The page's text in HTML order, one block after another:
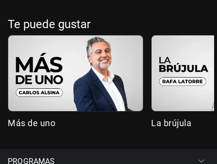
Te puede gustar
Más de uno La brújula
PROGRAMAS